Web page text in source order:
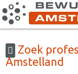
Zoek
Amstelland